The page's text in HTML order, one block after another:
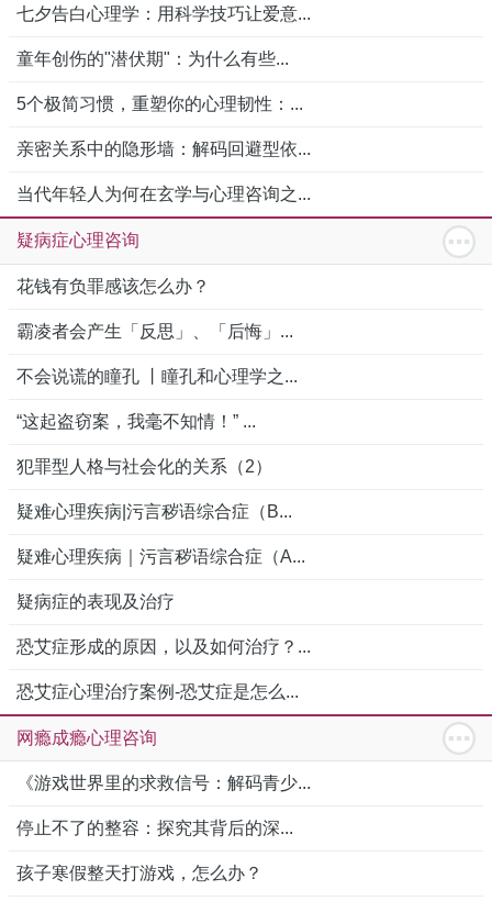
七夕告白心理学：用科学技巧让爱意...
童年创伤的"潜伏期"：为什么有些...
5个极简习惯，重塑你的心理韧性：...
亲密关系中的隐形墙：解码回避型依...
当代年轻人为何在玄学与心理咨询之...
疑病症心理咨询
花钱有负罪感该怎么办？
霸凌者会产生「反思」、「后悔」...
不会说谎的瞳孔 丨瞳孔和心理学之...
“这起盗窃案，我毫不知情！” ...
犯罪型人格与社会化的关系（2）
疑难心理疾病|污言秽语综合症（B...
疑难心理疾病｜污言秽语综合症（A...
疑病症的表现及治疗
恐艾症形成的原因，以及如何治疗？...
恐艾症心理治疗案例-恐艾症是怎么...
网瘾成瘾心理咨询
《游戏世界里的求救信号：解码青少...
停止不了的整容：探究其背后的深...
孩子寒假整天打游戏，怎么办？